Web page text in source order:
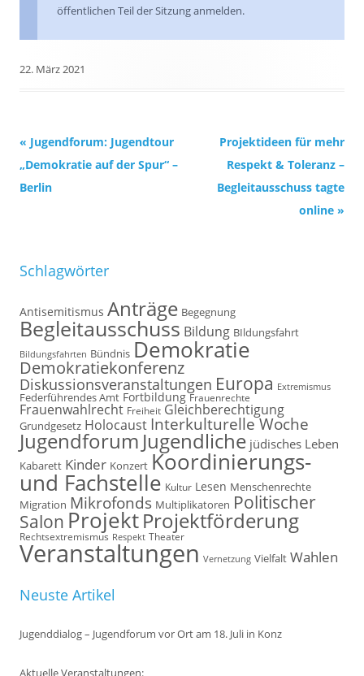
öffentlichen Teil der Sitzung anmelden.
22. März 2021
Beitrags-
Navigation
« Jugendforum: Jugendtour
„Demokratie auf der Spur“ –
Berlin
Projektideen für mehr
Respekt & Toleranz –
Begleitausschuss tagte
online »
Schlagwörter
Antisemitismus Anträge Begegnung
Begleitausschuss Bildung BIldungsfahrt
Bildungsfahrten Bündnis Demokratie
Demokratiekonferenz
Diskussionsveranstaltungen Europa Extremismus
Federführendes Amt Fortbildung Frauenrechte
Frauenwahlrecht Freiheit Gleichberechtigung
Grundgesetz Holocaust Interkulturelle Woche
Jugendforum Jugendliche jüdisches Leben
Kabarett Kinder Konzert Koordinierungs-
und Fachstelle Kultur Lesen Menschenrechte
Migration Mikrofonds Multiplikatoren Politischer
Salon ProjektProjektförderung
Rechtsextremismus Respekt Theater
Veranstaltungen Vernetzung Vielfalt Wahlen
Neuste Artikel
Jugenddialog – Jugendforum vor Ort am 18. Juli in Konz
Aktuelle Veranstaltungen: